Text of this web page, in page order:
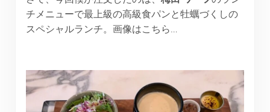
チメニューで最上級の高級食パンと牡蠣づくしの
スペシャルランチ。画像はこちら…